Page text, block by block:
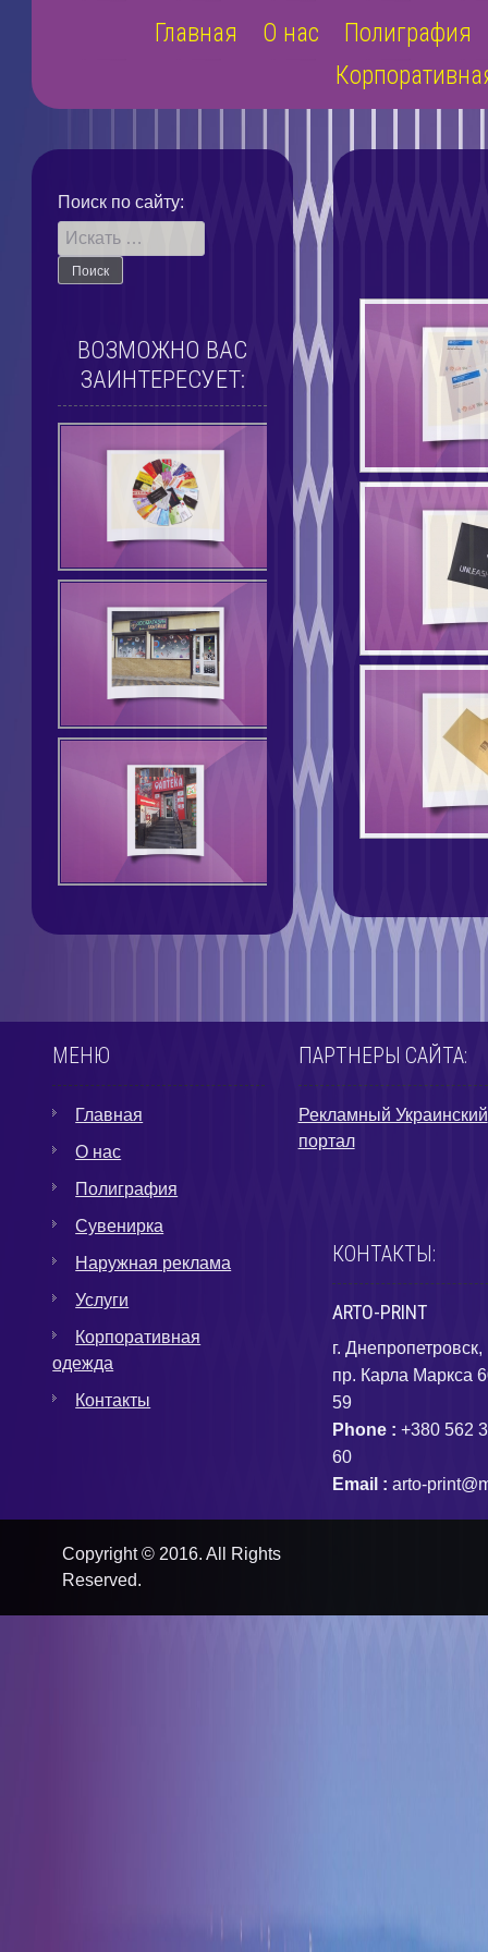
Главная О нас
Полиграфия
Поиск по сайту:
ВОЗМОЖНО ВАС
ЗАИНТЕРЕСУЕТ:
МЕНЮ
Главная
О нас
Полиграфия
Сувенирка
Наружная реклама
Услуги
Корпоративная
одежда
Контакты
ПАРТНЕРЫ САЙТА:
Рекламный Украинский
портал
КОНТАКТЫ:
ARTO-PRINT
г. Днепропетровск,
пр. Карла Маркса
59
Phone : +380 562
60
Email : arto-
Copyright © 2016. All Rights
Reserved.